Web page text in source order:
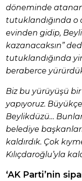
döneminde
tutuklandığında o
evinden gidip,
kazanacaksın”
tutuklandığında
beraberce
Biz bu yürüyüşü
yapıyoruz.
Beylikdüzü…
belediye
kaldırdık. Çok
Kılıçdaroğlu’yla
‘AK Parti’nin